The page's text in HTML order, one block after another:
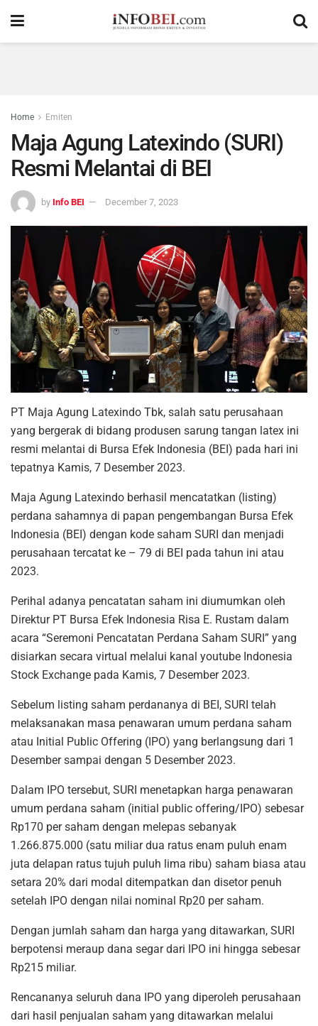
Home Emiten
Maja Agung Latexindo (SURI)
Resmi Melantai di BEI
by Info BEI December 7, 2023
PT Maja Agung Latexindo Tbk, salah satu perusahaan
yang bergerak di bidang produsen sarung tangan latex ini
resmi melantai di Bursa Efek Indonesia (BEI) pada hari ini
tepatnya Kamis, 7 Desember 2023.
Maja Agung Latexindo berhasil mencatatkan (listing)
perdana sahamnya di papan pengembangan Bursa Efek
Indonesia (BEI) dengan kode saham SURI dan menjadi
perusahaan tercatat ke – 79 di BEI pada tahun ini atau
2023.
Perihal adanya pencatatan saham ini diumumkan oleh
Direktur PT Bursa Efek Indonesia Risa E. Rustam dalam
acara “Seremoni Pencatatan Perdana Saham SURI” yang
disiarkan secara virtual melalui kanal youtube Indonesia
Stock Exchange pada Kamis, 7 Desember 2023.
Sebelum listing saham perdananya di BEI, SURI telah
melaksanakan masa penawaran umum perdana saham
atau Initial Public Offering (IPO) yang berlangsung dari 1
Desember sampai dengan 5 Desember 2023.
Dalam IPO tersebut, SURI menetapkan harga penawaran
umum perdana saham (initial public offering/IPO) sebesar
Rp170 per saham dengan melepas sebanyak
1.266.875.000 (satu miliar dua ratus enam puluh enam
juta delapan ratus tujuh puluh lima ribu) saham biasa atau
setara 20% dari modal ditempatkan dan disetor penuh
setelah IPO dengan nilai nominal Rp20 per saham.
Dengan jumlah saham dan harga yang ditawarkan, SURI
berpotensi meraup dana segar dari IPO ini hingga sebesar
Rp215 miliar.
Rencananya seluruh dana IPO yang diperoleh perusahaan
dari hasil penjualan saham yang ditawarkan melalui